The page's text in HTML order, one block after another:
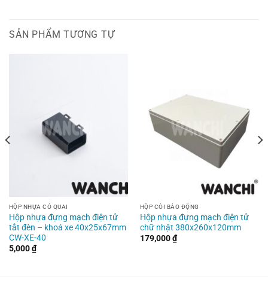
SẢN PHẨM TƯƠNG TỰ
HỘP NHỰA CÓ QUAI
Hộp nhựa đựng mạch điện tử
tắt đèn – khoá xe 40x25x67mm
CW-XE-40
5,000₫
HỘP CÒI BÁO ĐỘNG
Hộp nhựa đựng mạch điện tử
chữ nhật 380x260x120mm
179,000₫